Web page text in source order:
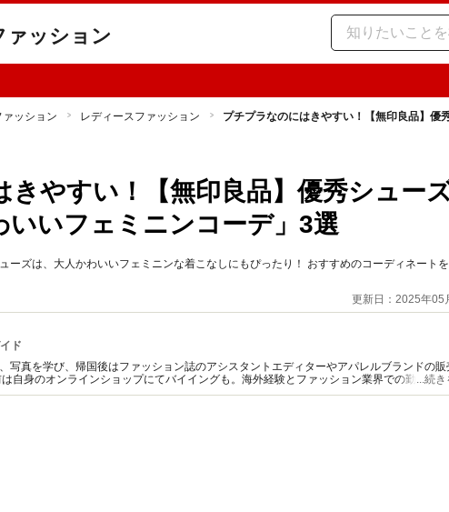
ァッション
ァッション レディースファッション プチプラなのにはきやすい！【無印良品】優
きやすい！【無印良品】優秀シュー
いいフェミニンコーデ」3選
ーズは、大人かわいいフェミニンな着こなしにもぴったり！ おすすめのコーディネート
更新日：2025年05
ド
写真を学び、帰国後はファッション誌のアシスタントエディターやアパレルブランドの販
自身のオンラインショップにてバイイングも。海外経験とファッション業界での勤務経
ュなファッション情報をご提供します。
...続